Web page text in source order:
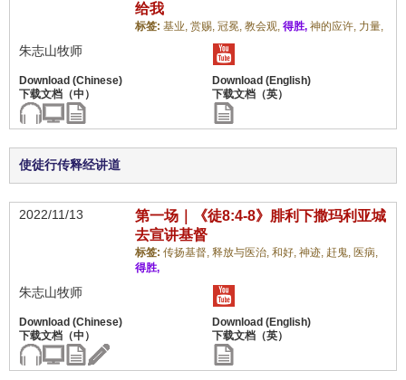
给我
标签: 基业, 赏赐, 冠冕, 教会观, 得胜, 神的应许, 力量,
朱志山牧师
使徒行传释经讲道
2022/11/13
第一场｜《徒8:4-8》腓利下撒玛利亚城
去宣讲基督
标签: 传扬基督, 释放与医治, 和好, 神迹, 赶鬼, 医病,
得胜,
朱志山牧师